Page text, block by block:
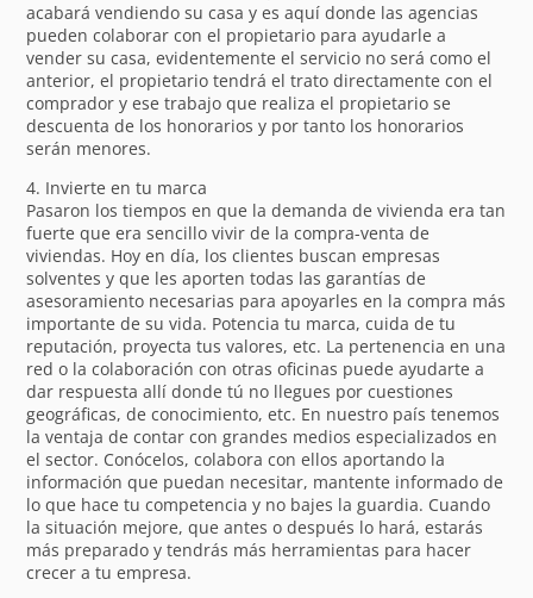
acabará vendiendo su casa y es aquí donde las agencias
pueden colaborar con el propietario para ayudarle a
vender su casa, evidentemente el servicio no será como el
anterior, el propietario tendrá el trato directamente con el
comprador y ese trabajo que realiza el propietario se
descuenta de los honorarios y por tanto los honorarios
serán menores.
4. Invierte en tu marca
Pasaron los tiempos en que la demanda de vivienda era tan
fuerte que era sencillo vivir de la compra-venta de
viviendas. Hoy en día, los clientes buscan empresas
solventes y que les aporten todas las garantías de
asesoramiento necesarias para apoyarles en la compra más
importante de su vida. Potencia tu marca, cuida de tu
reputación, proyecta tus valores, etc. La pertenencia en una
red o la colaboración con otras oficinas puede ayudarte a
dar respuesta allí donde tú no llegues por cuestiones
geográficas, de conocimiento, etc. En nuestro país tenemos
la ventaja de contar con grandes medios especializados en
el sector. Conócelos, colabora con ellos aportando la
información que puedan necesitar, mantente informado de
lo que hace tu competencia y no bajes la guardia. Cuando
la situación mejore, que antes o después lo hará, estarás
más preparado y tendrás más herramientas para hacer
crecer a tu empresa.